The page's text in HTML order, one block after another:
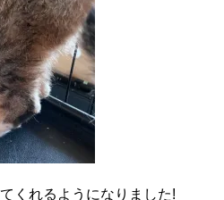
くれるようになりました!